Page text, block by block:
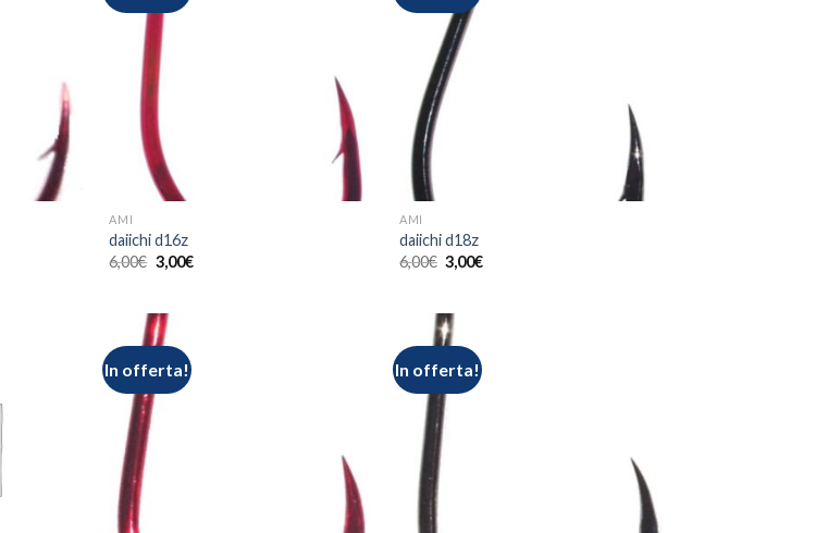
AMI
daiichi d16z
6,00€ 3,00€
AMI
daiichi d18z
6,00€ 3,00€
In offerta! In offerta!